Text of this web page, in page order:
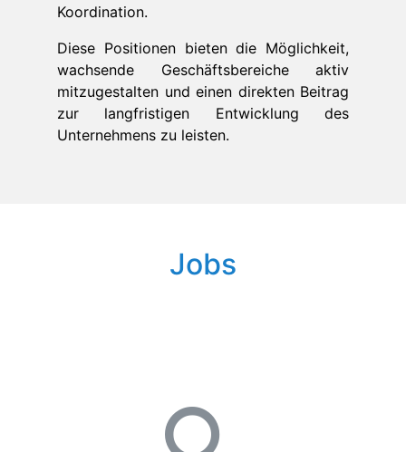
Koordination.
Diese Positionen bieten die Möglichkeit,
wachsende Geschäftsbereiche aktiv
mitzugestalten und einen direkten Beitrag
zur langfristigen Entwicklung des
Unternehmens zu leisten.
Jobs